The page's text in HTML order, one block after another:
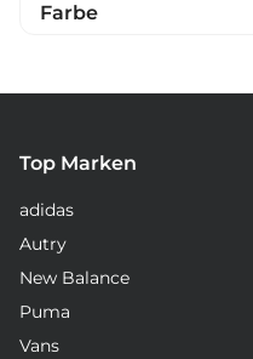
Farbe
Top Marken
adidas
Autry
New Balance
Puma
Vans